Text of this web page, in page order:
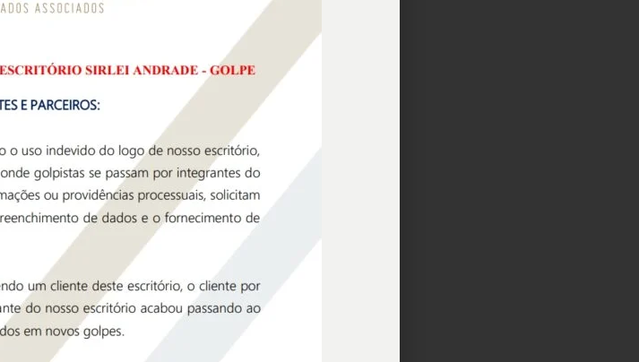
inicial e, por corolário,
seja, R$ 9.611,00.
no caso.